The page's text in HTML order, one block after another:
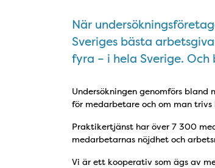
När
Sveriges bästa
fyra – i hela Sverige.
Undersökningen genomförs
för medarbetare och om man trivs
Praktikertjänst har över 7 300
medarbetarnas nöjdhet och
Vi är ett kooperativ som ägs av